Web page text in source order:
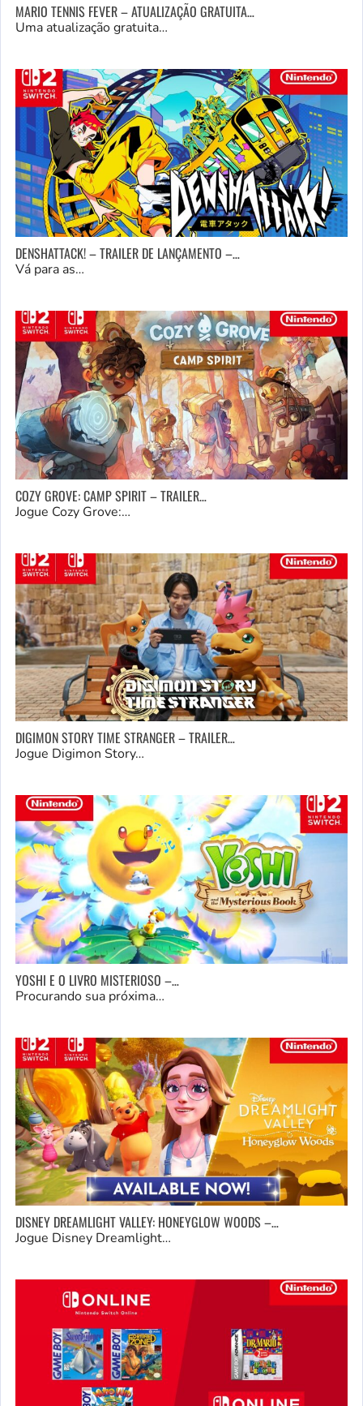
MARIO TENNIS FEVER – ATUALIZAÇÃO GRATUITA…
Uma atualização gratuita…
DENSHATTACK! – TRAILER DE LANÇAMENTO –…
Vá para as…
COZY GROVE: CAMP SPIRIT – TRAILER…
Jogue Cozy Grove:…
DIGIMON STORY TIME STRANGER – TRAILER…
Jogue Digimon Story…
YOSHI E O LIVRO MISTERIOSO –…
Procurando sua próxima…
DISNEY DREAMLIGHT VALLEY: HONEYGLOW WOODS –…
Jogue Disney Dreamlight…